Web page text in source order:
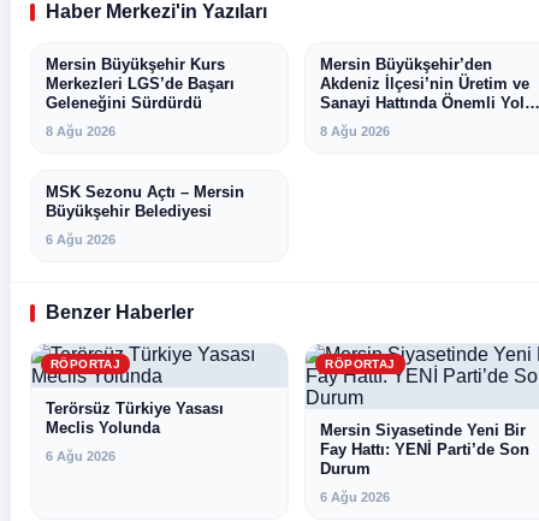
Haber Merkezi'in Yazıları
MERSIN
Mersin Büyükşehir Kurs
Merkezleri LGS’de Başarı
Geleneğini Sürdürdü
8 Ağu 2026
MERSIN
Mersin Büyükşehir’den
Akdeniz İlçesi’nin Üretim ve
Sanayi Hattında Önemli Yol
Çalışması
8 Ağu 2026
MERSIN
MSK Sezonu Açtı – Mersin
Büyükşehir Belediyesi
6 Ağu 2026
Benzer Haberler
RÖPORTAJ
Terörsüz Türkiye Yasası
Meclis Yolunda
6 Ağu 2026
RÖPORTAJ
Mersin Siyasetinde Yeni Bir
Fay Hattı: YENİ Parti’de Son
Durum
6 Ağu 2026